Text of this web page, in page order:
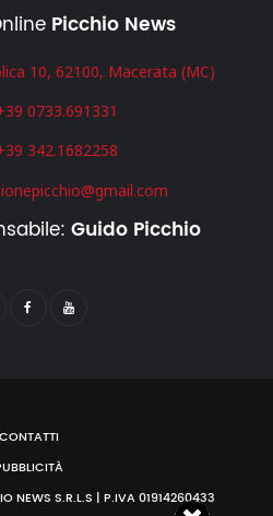
Picchio News
10, 62100, Macerata (MC)
0733.691331
342.1682258
Guido Picchio
CONTATTI
NEWS S.R.L.S | P.IVA 01914260433